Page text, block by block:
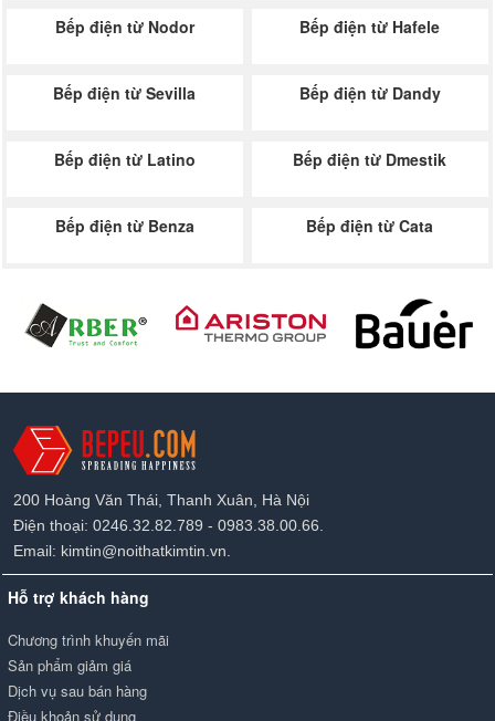
Bếp điện từ Nodor Bếp điện từ Hafele
Bếp điện từ Sevilla Bếp điện từ Dandy
Bếp điện từ Latino Bếp điện từ Dmestik
Bếp điện từ Benza Bếp điện từ Cata
200 Hoàng Văn Thái, Thanh Xuân, Hà Nội
Điện thoại: 0246.32.82.789 - 0983.38.00.66.
Email: kimtin@noithatkimtin.vn.
Hỗ trợ khách hàng
Chương trình khuyến mãi
Sản phẩm giảm giá
Dịch vụ sau bán hàng
Điều khoản sử dụng